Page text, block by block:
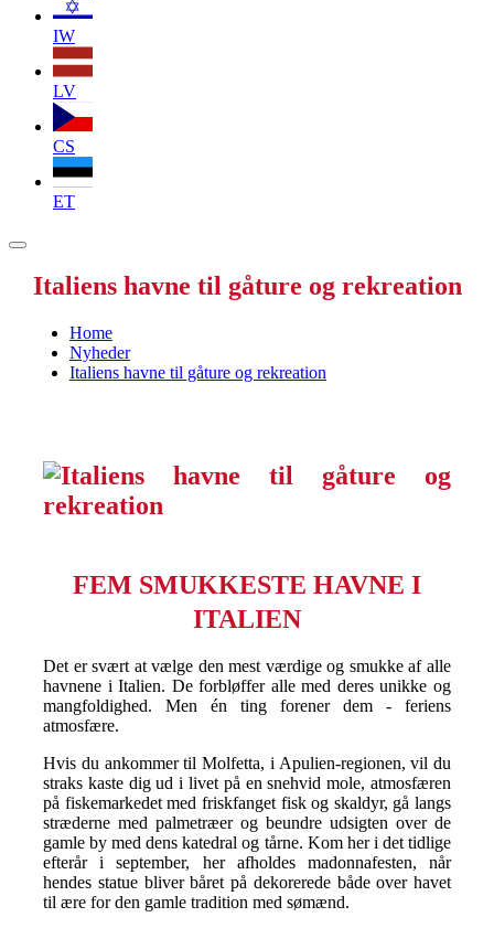
IW
LV
CS
ET
Italiens havne til gåture og rekreation
Home
Nyheder
Italiens havne til gåture og rekreation
FEM SMUKKESTE HAVNE I
ITALIEN
Det er svært at vælge den mest værdige og smukke af alle
havnene i Italien. De forbløffer alle med deres unikke og
mangfoldighed. Men én ting forener dem - feriens
atmosfære.
Hvis du ankommer til Molfetta, i Apulien-regionen, vil du
straks kaste dig ud i livet på en snehvid mole, atmosfæren
på fiskemarkedet med friskfanget fisk og skaldyr, gå langs
stræderne med palmetræer og beundre udsigten over de
gamle by med dens katedral og tårne. Kom her i det tidlige
efterår i september, her afholdes madonnafesten, når
hendes statue bliver båret på dekorerede både over havet
til ære for den gamle tradition med sømænd.